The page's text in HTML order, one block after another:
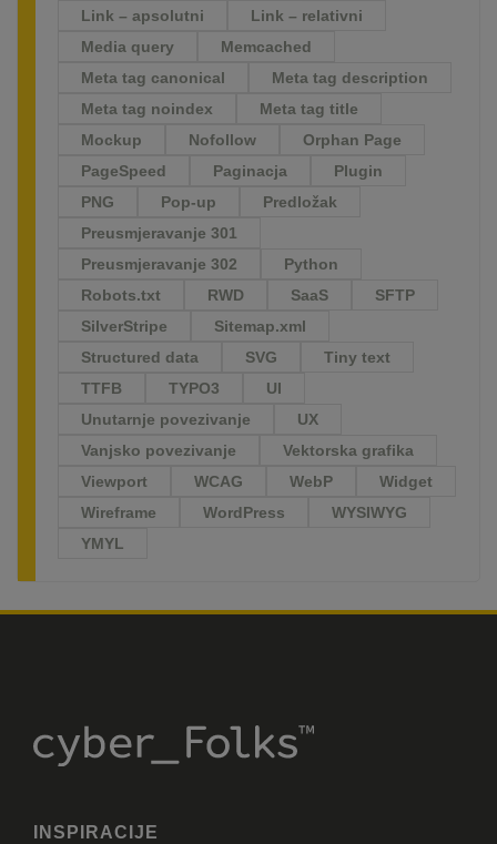
Link – apsolutni
Link – relativni
Media query
Memcached
Meta tag canonical
Meta tag description
Meta tag noindex
Meta tag title
Mockup
Nofollow
Orphan Page
PageSpeed
Paginacja
Plugin
PNG
Pop-up
Predložak
Preusmjeravanje 301
Preusmjeravanje 302
Python
Robots.txt
RWD SaaS
SFTP
SilverStripe
Sitemap.xml
Structured data
SVG
Tiny text
TTFB
TYPO3
UI
Unutarnje povezivanje
UX
Vanjsko povezivanje
Vektorska grafika
Viewport
WCAG WebP
Widget
Wireframe
WordPress
WYSIWYG
YMYL
INSPIRACIJE